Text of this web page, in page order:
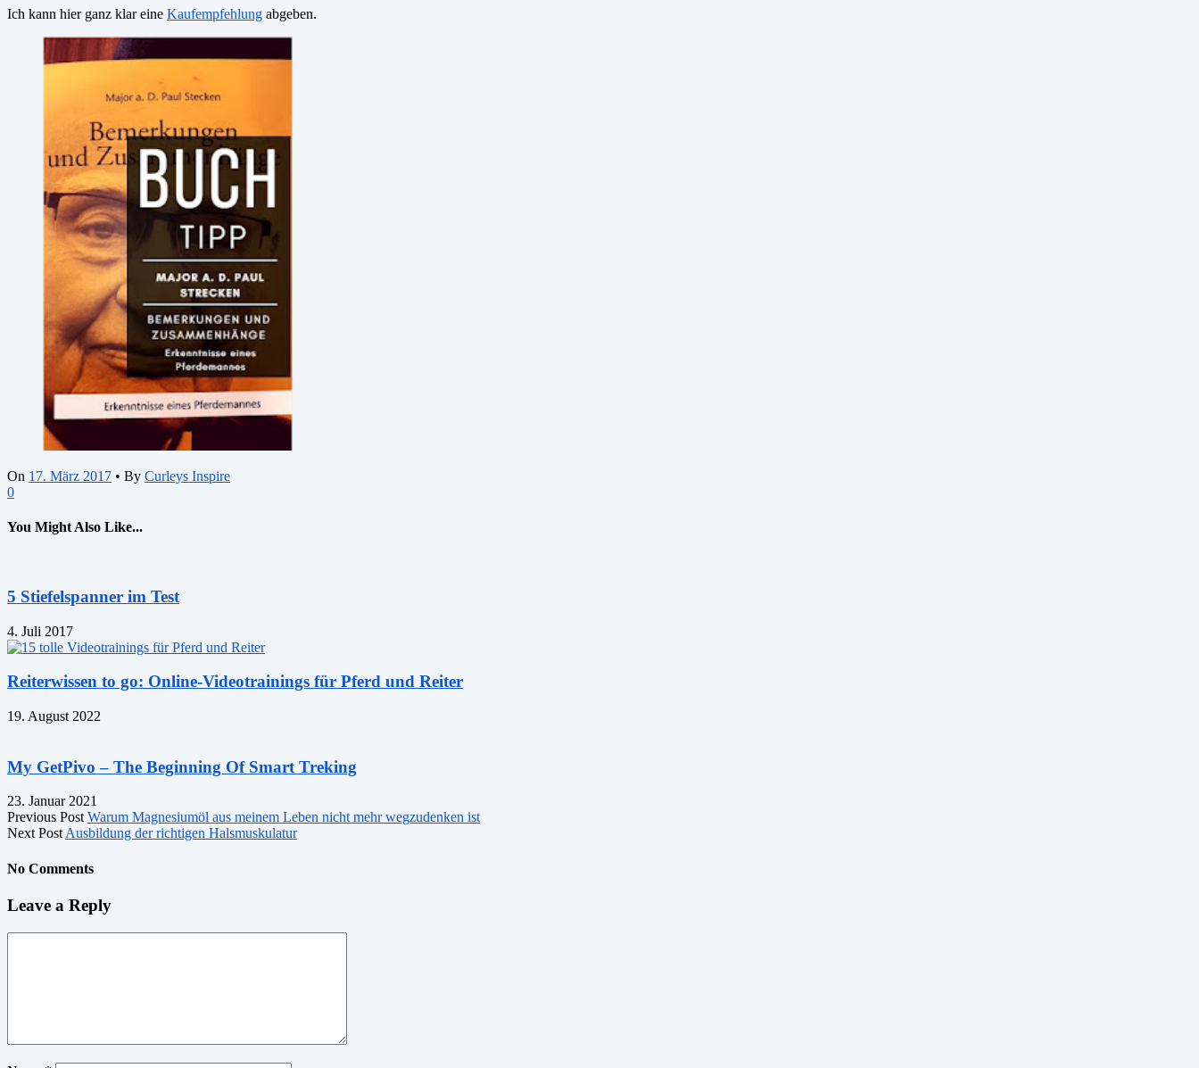
Ich kann hier ganz klar eine Kaufempfehlung abgeben.
On 17. März 2017 • By Curleys Inspire
0
You Might Also Like...
5 Stiefelspanner im Test
4. Juli 2017
Reiterwissen to go: Online-Videotrainings für Pferd und Reiter
19. August 2022
My GetPivo – The Beginning Of Smart Treking
23. Januar 2021
Previous Post Warum Magnesiumöl aus meinem Leben nicht mehr wegzudenken ist
Next PostAusbildung der richtigen Halsmuskulatur
No Comments
Leave a Reply